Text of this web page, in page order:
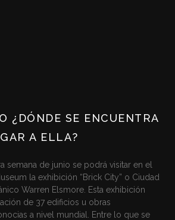
¿DÓNDE SE ENCUENTRA
A ELLA?
semana de junio se podrá visitar en el
la exhibición “Brick City” o Ciudad
Warren Elsmore. Esta exhibición
de 37 edificios u obras
a nivel mundial. Entre lo que se